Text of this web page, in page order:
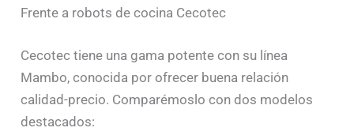
Frente a robots de cocina Cecotec
Cecotec tiene una gama potente con su línea
Mambo, conocida por ofrecer buena relación
calidad-precio. Comparémoslo con dos modelos
destacados: